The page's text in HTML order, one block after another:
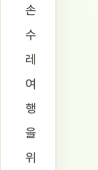
손
수
레
여
행
을
위